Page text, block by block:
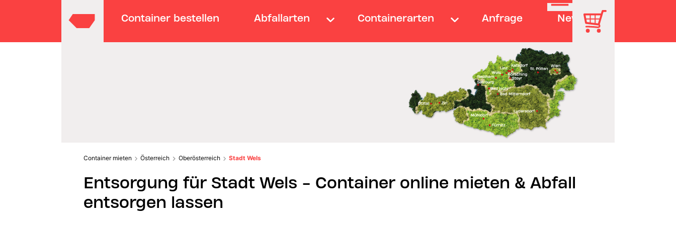
Container bestellen Abfallarten Containerarten Anfrage News
Container mieten Österreich Oberösterreich Stadt Wels
Entsorgung für Stadt Wels - Container online mieten & Abfall
entsorgen lassen